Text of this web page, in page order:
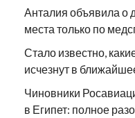
Анталия объявила о
места только по
Стало известно,
исчезнут в
Чиновники
в Египет: полное